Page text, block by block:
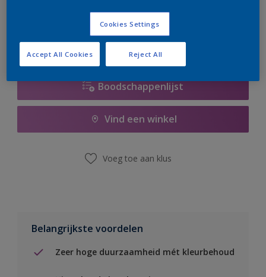
er hard aan om de voorraad aan te vullen.
Boodschappenlijst
Vind een winkel
Voeg toe aan klus
Belangrijkste voordelen
Zeer hoge duurzaamheid mét kleurbehoud
Cookies Settings
Reject All
Accept All Cookies